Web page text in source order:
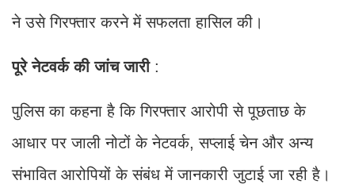
ने उसे गिरफ्तार करने में सफलता हासिल की।
पूरे नेटवर्क की जांच जारी:
पुलिस का कहना है कि गिरफ्तार आरोपी से पूछताछ के
आधार पर जाली नोटों के नेटवर्क, सप्लाई चेन और अन्य
संभावित आरोपियों के संबंध में जानकारी जुटाई जा रही है।